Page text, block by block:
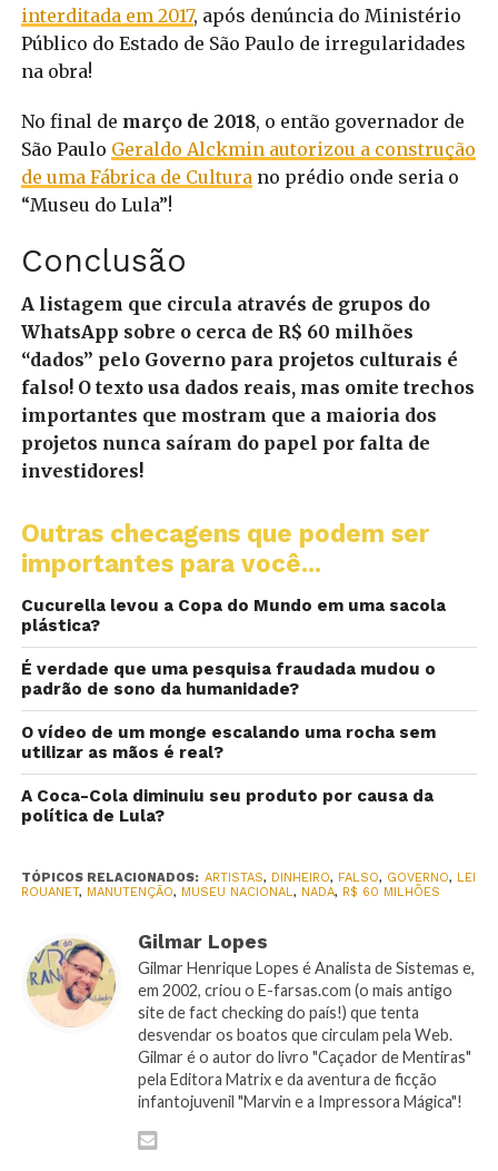
interditada em 2017, após denúncia do Ministério
Público do Estado de São Paulo de irregularidades
na obra!
No final de março de 2018, o então governador de
São Paulo Geraldo Alckmin autorizou a construção
de uma Fábrica de Cultura no prédio onde seria o
“Museu do Lula”!
Conclusão
A listagem que circula através de grupos do
WhatsApp sobre o cerca de R$ 60 milhões
“dados” pelo Governo para projetos culturais é
falso! O texto usa dados reais, mas omite trechos
importantes que mostram que a maioria dos
projetos nunca saíram do papel por falta de
investidores!
Outras checagens que podem ser
importantes para você...
Cucurella levou a Copa do Mundo em uma sacola
plástica?
É verdade que uma pesquisa fraudada mudou o
padrão de sono da humanidade?
O vídeo de um monge escalando uma rocha sem
utilizar as mãos é real?
A Coca-Cola diminuiu seu produto por causa da
política de Lula?
TÓPICOS RELACIONADOS: ARTISTAS, DINHEIRO, FALSO, GOVERNO, LEI
ROUANET, MANUTENÇÃO, MUSEU NACIONAL , NADA, R$ 60 MILHÕES
Gilmar Lopes
Gilmar Henrique Lopes é Analista de Sistemas e,
em 2002, criou o E-farsas.com (o mais antigo
site de fact checking do país!) que tenta
desvendar os boatos que circulam pela Web.
Gilmar é o autor do livro "Caçador de Mentiras"
pela Editora Matrix e da aventura de ficção
infantojuvenil "Marvin e a Impressora Mágica"!